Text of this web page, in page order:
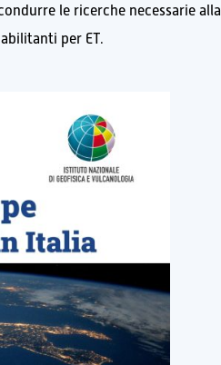
le ricerche necessarie alla
per ET.